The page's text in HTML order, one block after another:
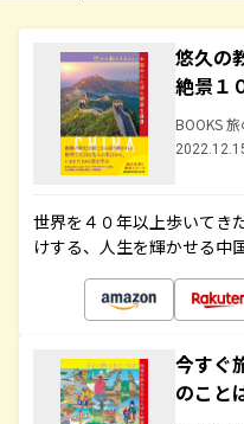
悠久の
絶景１
BOOKS
世界を４０年以上歩いてき
けする、人生を輝かせる中
今すぐ
のこと